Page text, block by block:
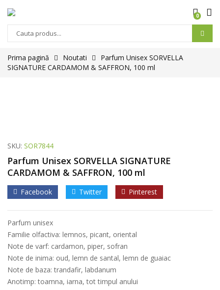
0
Prima pagină Noutati
Parfum Unisex SORVELLA
SIGNATURE CARDAMOM & SAFFRON, 100 ml
SKU: SOR7844
Parfum Unisex SORVELLA SIGNATURE
CARDAMOM & SAFFRON, 100 ml
Facebook Twitter Pinterest
Parfum unisex
Familie olfactiva: lemnos, picant, oriental
Note de varf: cardamon, piper, sofran
Note de inima: oud, lemn de santal, lemn de guaiac
Note de baza: trandafir, labdanum
Anotimp: toamna, iarna, tot timpul anului